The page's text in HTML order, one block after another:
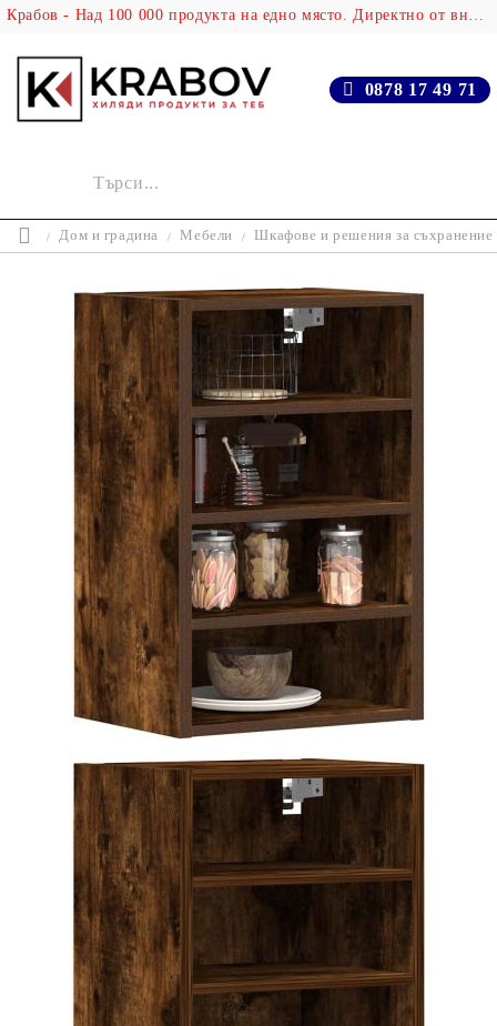
Крабов - Над 100 000 продукта на едно място. Директно от вносителя!
0878 17 49 71
Дом и градина Мебели Шкафове и решения за съхранение